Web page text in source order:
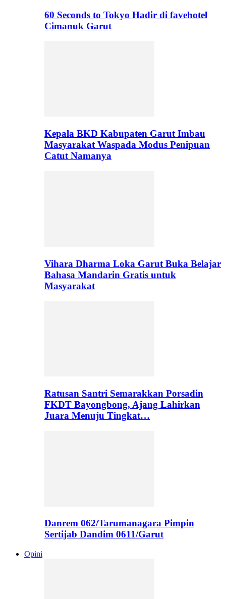
60 Seconds to Tokyo Hadir di favehotel
Cimanuk Garut
Kepala BKD Kabupaten Garut Imbau
Masyarakat Waspada Modus Penipuan
Catut Namanya
Vihara Dharma Loka Garut Buka Belajar
Bahasa Mandarin Gratis untuk
Masyarakat
Ratusan Santri Semarakkan Porsadin
FKDT Bayongbong, Ajang Lahirkan
Juara Menuju Tingkat…
Danrem 062/Tarumanagara Pimpin
Sertijab Dandim 0611/Garut
Opini